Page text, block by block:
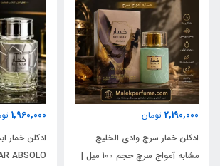
2,190,000 تومان
ادکلن خمار سرچ وادی الخلیج
مشابه آمواج سرچ حجم 100 میل |
1,960,000
ادکلن خمار